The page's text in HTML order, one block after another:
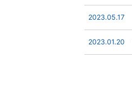
2023.05.17
2023.01.20